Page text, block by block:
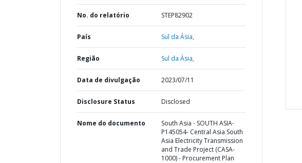
No. do relatório STEP82902
País Sul da Ásia,
Região Sul da Ásia,
Data de divulgação 2023/07/11
Disclosure Status Disclosed
Nome do documento
South Asia - SOUTH ASIA-
P145054- Central Asia South
Asia Electricity Transmission
and Trade Project (CASA-
1000) - Procurement Plan